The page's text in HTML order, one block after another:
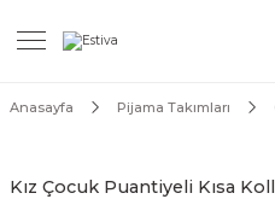
Anasayfa Pijama Takımları
Kız Çocuk Puantiyeli Kısa